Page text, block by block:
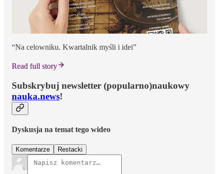
“Na celowniku. Kwartalnik myśli i idei”
Read full story
Subskrybuj newsletter (popularno)naukowy
nauka.news!
Dyskusja na temat tego wideo
Komentarze Restacki